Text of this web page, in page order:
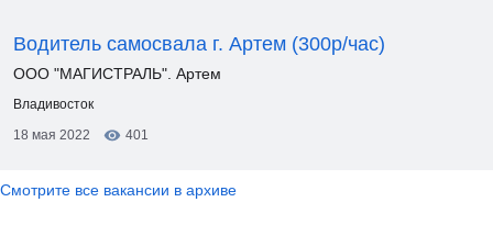
Водитель самосвала г. Артем (300р/час)
ООО "МАГИСТРАЛЬ". Артем
Владивосток
18 мая 2022
401
Смотрите все вакансии в архиве